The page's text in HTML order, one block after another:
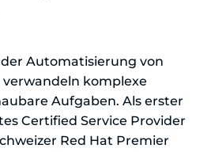
Automatisierung von
komplexe
Aufgaben. Als erster
Certified Service Provider
Red Hat Premier